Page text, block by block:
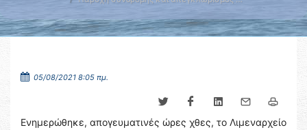
05/08/2021 8:05 πμ.
Ενημερώθηκε, απογευματινές ώρες χθες, το Λιμεναρχείο